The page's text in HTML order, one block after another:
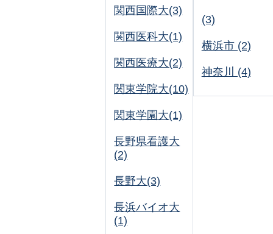
関西国際大(3)
関西医科大(1)
関西医療大(2)
関東学院大(10)
関東学園大(1)
長野県看護大
(2)
長野大(3)
長浜バイオ大
(1)
(3)
横浜市 (2)
神奈川 (4)